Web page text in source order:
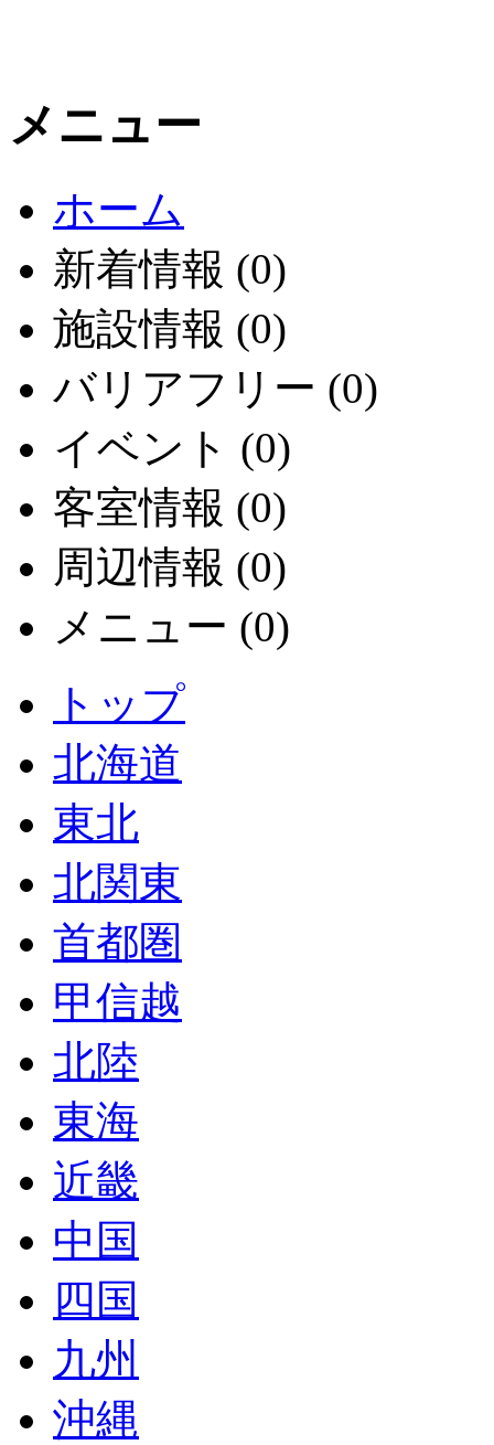
メニュー
ホーム
新着情報 (0)
施設情報 (0)
バリアフリー (0)
イベント (0)
客室情報 (0)
周辺情報 (0)
メニュー (0)
トップ
北海道
東北
北関東
首都圏
甲信越
北陸
東海
近畿
中国
四国
九州
沖縄